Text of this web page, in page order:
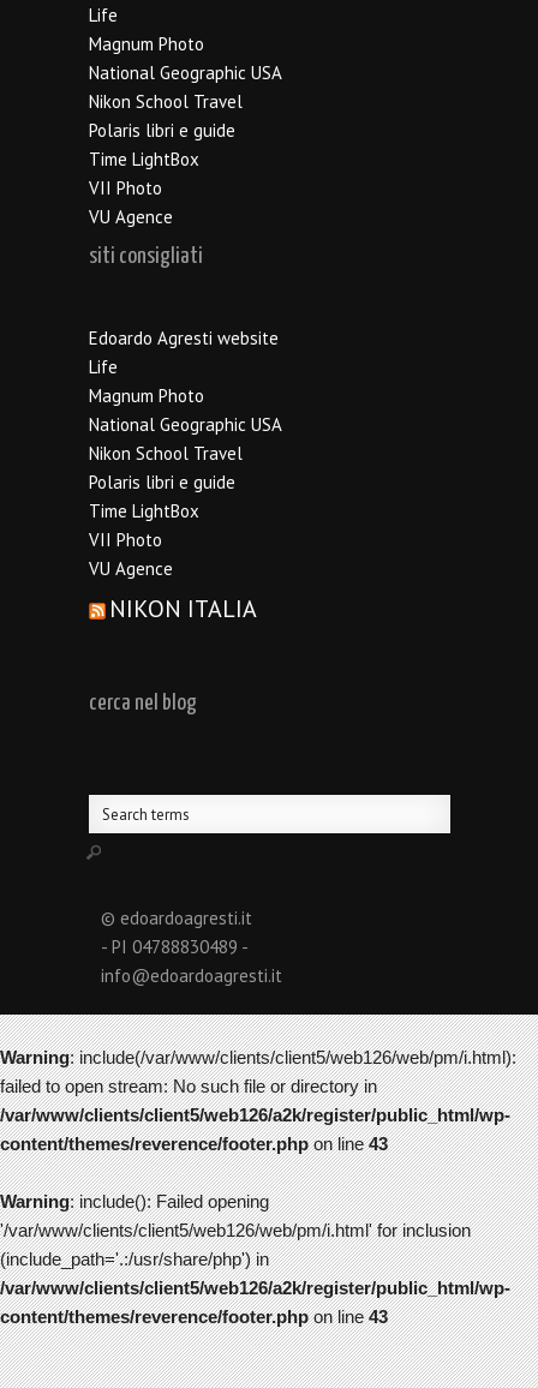
Life
Magnum Photo
National Geographic USA
Nikon School Travel
Polaris libri e guide
Time LightBox
VII Photo
VU Agence
siti consigliati
Edoardo Agresti website
Life
Magnum Photo
National Geographic USA
Nikon School Travel
Polaris libri e guide
Time LightBox
VII Photo
VU Agence
NIKON ITALIA
cerca nel blog
© edoardoagresti.it
- PI 04788830489 -
info@edoardoagresti.it
Warning: include(/var/www/clients/client5/web126/web/pm/i.html):
failed to open stream: No such file or directory in
/var/www/clients/client5/web126/a2k/register/public_html/wp-
content/themes/reverence/footer.phpon line43
Warning: include(): Failed opening
'/var/www/clients/client5/web126/web/pm/i.html' for inclusion
(include_path='.:/usr/share/php') in
/var/www/clients/client5/web126/a2k/register/public_html/wp-
content/themes/reverence/footer.phpon line43